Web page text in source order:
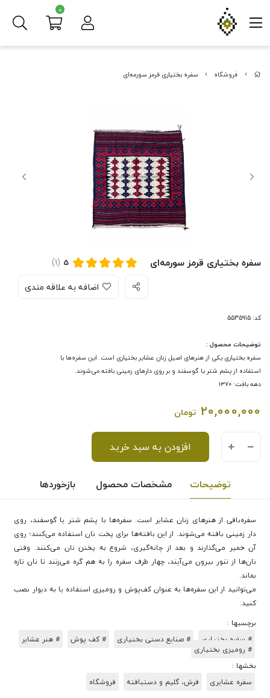
فروشگاه سفره بختیاری قرمز سورمه‌ای
سفره بختیاری قرمز سورمه‌ای 5
(1)
اضافه به علاقه مندی
کد: 5535915
توضیحات محصول :
سفره بختیاری یکی از هنرهای اصیل زنان عشایر بختیاری است. این سفره‌ها با
استفاده از پشم شتر یا گوسفند و بر روی دارهای زمینی بافته می‌شوند.
دهه بافت: ۱۳۷۰
20,000,000 تومان
افزودن به سبد خرید
توضیحات مشخصات محصول بازخوردها
سفره‌بافی از هنرهای زنان عشایر است. سفره‌ها با پشم شتر یا گوسفند، روی
دار زمینی بافته می‌شوند. از این بافته‌ها برای پخت نان استفاده می‌کنند؛ روی
آن خمیر می‌گذارند و بعد از چانه‌گیری، شروع به پختن نان می‌کنند. وقتی
نان‌ها از تنور بیرون می‌آیند، چهار طرف سفره را به هم گره می‌زنند تا نان تازه
بماند.
می‌توانید از این سفره‌ها به عنوان کف‌پوش و رومیزی استفاده یا به دیوار نصب
کنید.
برچسبها :
# سفره بختیاری
# صنایع دستی بختیاری # کف پوش
# هنر عشایر
# رومیزی بختیاری
بخشها :
سفره عشایری
فرش، گلیم و دستبافته فروشگاه
0